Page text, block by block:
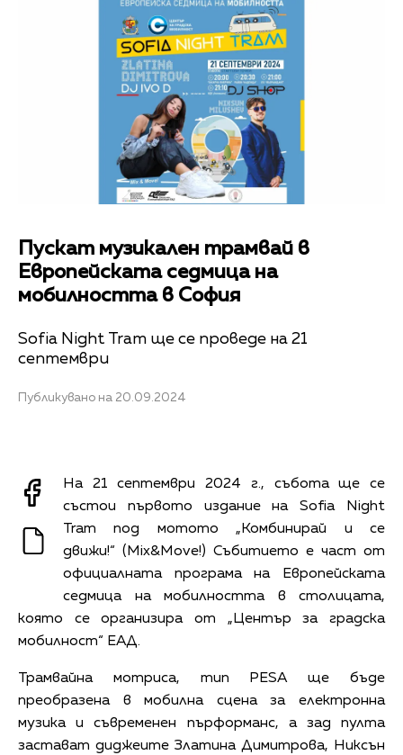
Пускат музикален трамвай в
Европейската седмица на
мобилността в София
Sofia Night Tram ще се проведе на 21
септември
Публикувано на 20.09.2024
На 21 септември 2024 г., събота ще се
състои първото издание на Sofia Night
Tram под мотото „Комбинирай и се
движи!“ (Mix&Move!) Събитието е част от
официалната програма на Европейската
седмица на мобилността в столицата,
която се организира от „Център за градска
мобилност“ ЕАД.
Трамвайна мотриса, тип PESA ще бъде
преобразена в мобилна сцена за електронна
музика и съвременен пърформанс, а зад пулта
застават диджеите Златина Димитрова, Никсън